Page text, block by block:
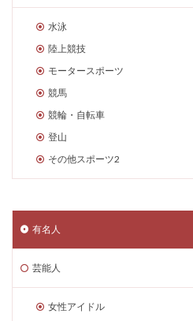
水泳
陸上競技
モータースポーツ
競馬
競輪・自転車
登山
その他スポーツ2
有名人
芸能人
女性アイドル